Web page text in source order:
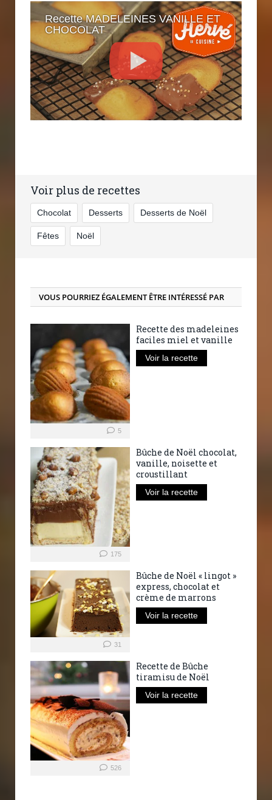
Recette MADELEINES VANILLE ET
CHOCOLAT
Voir plus de recettes
Chocolat Desserts Desserts de Noël
Fêtes Noël
VOUS POURRIEZ ÉGALEMENT ÊTRE INTÉRESSÉ PAR
5
Recette des madeleines
faciles miel et vanille
Voir la recette
175
Bûche de Noël chocolat,
vanille, noisette et
croustillant
Voir la recette
31
Bûche de Noël « lingot »
express, chocolat et
crème de marrons
Voir la recette
526
Recette de Bûche
tiramisu de Noël
Voir la recette